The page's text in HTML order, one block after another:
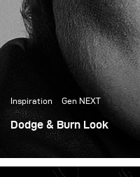
Inspiration Gen NEXT
Dodge & Burn Look
First, shoot as a part of
with a single Para 133 HR